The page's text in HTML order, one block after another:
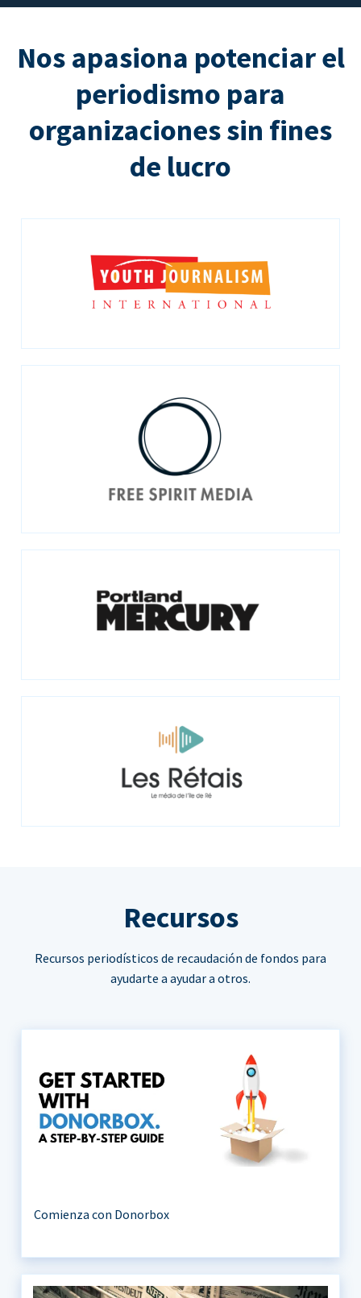
Nos apasiona potenciar el
periodismo para
organizaciones sin fines
de lucro
Recursos
Recursos periodísticos de recaudación de fondos para
ayudarte a ayudar a otros.
Comienza con Donorbox